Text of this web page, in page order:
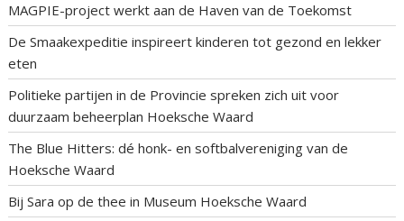
MAGPIE-project werkt aan de Haven van de Toekomst
De Smaakexpeditie inspireert kinderen tot gezond en lekker
eten
Politieke partijen in de Provincie spreken zich uit voor
duurzaam beheerplan Hoeksche Waard
The Blue Hitters: dé honk- en softbalvereniging van de
Hoeksche Waard
Bij Sara op de thee in Museum Hoeksche Waard